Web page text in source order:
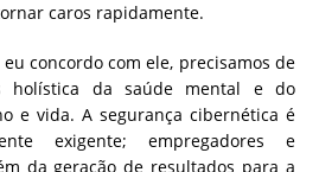
caros rapidamente.
concordo com ele, precisamos de
holística da saúde mental e do
e vida. A segurança cibernética é
exigente; empregadores e
da geração de resultados para a